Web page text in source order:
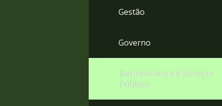
Gestão
Governo
Infraestrutura e Serviços
Públicos